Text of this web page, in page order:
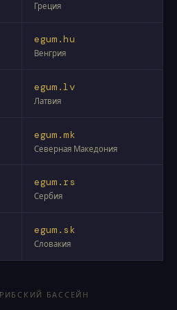
Греция
egum.hu
Венгрия
egum.lv
Латвия
egum.mk
Северная Македония
egum.rs
Сербия
egum.sk
Словакия
БАССЕЙН